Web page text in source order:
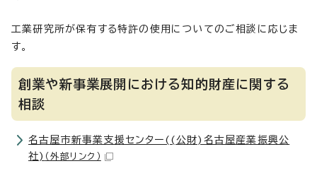
工業研究所が保有する特許の使用についてのご相談に応じま
す。
創業や新事業展開における知的財産に関する
相談
名古屋市新事業支援センター((公財)名古屋産業振興公
社) （外部リンク）